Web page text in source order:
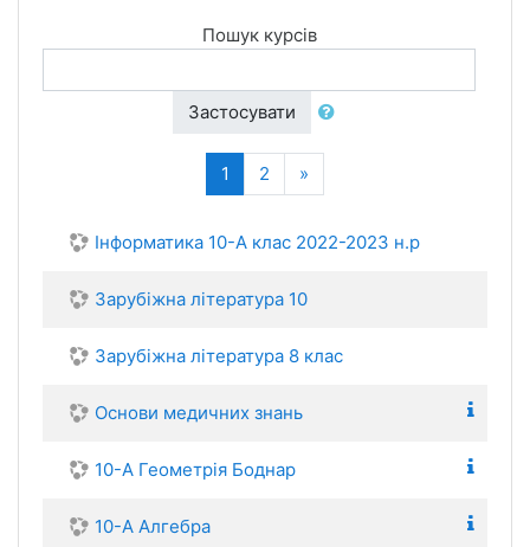
Пошук курсів
Застосувати
1 (поточний)
2 »
Інформатика 10-А клас 2022-2023 н.р
Зарубіжна література 10
Зарубіжна література 8 клас
Основи медичних знань
10-А Геометрія Боднар
10-А Алгебра